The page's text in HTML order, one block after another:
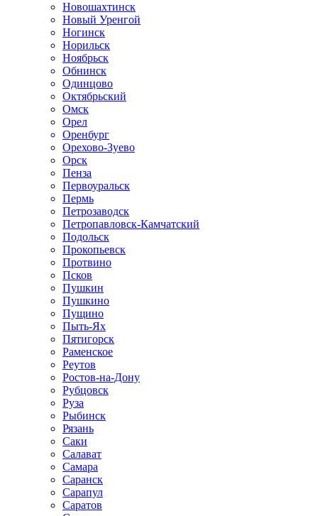
Новошахтинск
Новый Уренгой
Ногинск
Норильск
Ноябрьск
Обнинск
Одинцово
Октябрьский
Омск
Орел
Оренбург
Орехово-Зуево
Орск
Пенза
Первоуральск
Пермь
Петрозаводск
Петропавловск-Камчатский
Подольск
Прокопьевск
Протвино
Псков
Пушкин
Пушкино
Пущино
Пыть-Ях
Пятигорск
Раменское
Реутов
Ростов-на-Дону
Рубцовск
Руза
Рыбинск
Рязань
Саки
Салават
Самара
Саранск
Сарапул
Саратов